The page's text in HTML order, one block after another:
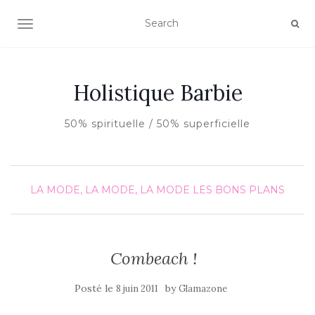
AFFICHER/MASQUER LA NAVIGATION
Holistique Barbie
50% spirituelle / 50% superficielle
LA MODE, LA MODE, LA MODE LES BONS PLANS
Combeach !
Posté le 8 juin 2011 byGlamazone